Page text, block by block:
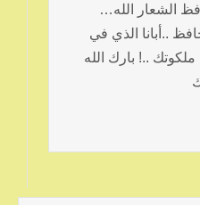
الشعار الله…
..أبانا الذي في
..! بارك الله